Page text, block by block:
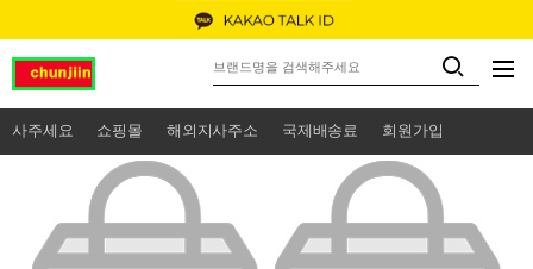
사주세요 쇼핑몰 해외지사주소 국제배송료 회원가입